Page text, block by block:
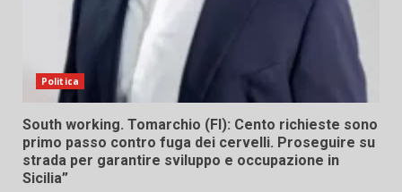
Politica
South working. Tomarchio (FI): Cento richieste sono
primo passo contro fuga dei cervelli. Proseguire su
strada per garantire sviluppo e occupazione in
Sicilia”